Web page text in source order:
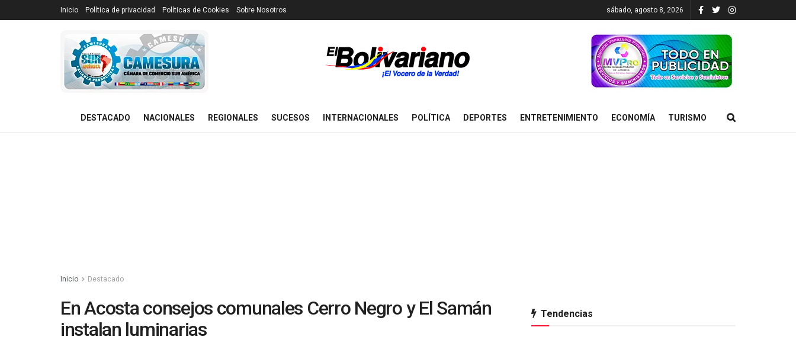
Inicio Política de privacidad Políticas de Cookies Sobre Nosotros sábado, agosto 8, 2026
DESTACADO NACIONALES REGIONALES SUCESOS INTERNACIONALES POLÍTICA DEPORTES ENTRETENIMIENTO ECONOMÍA TURISMO
Inicio Destacado
En Acosta consejos comunales Cerro Negro y El Samán
instalan luminarias
Tendencias